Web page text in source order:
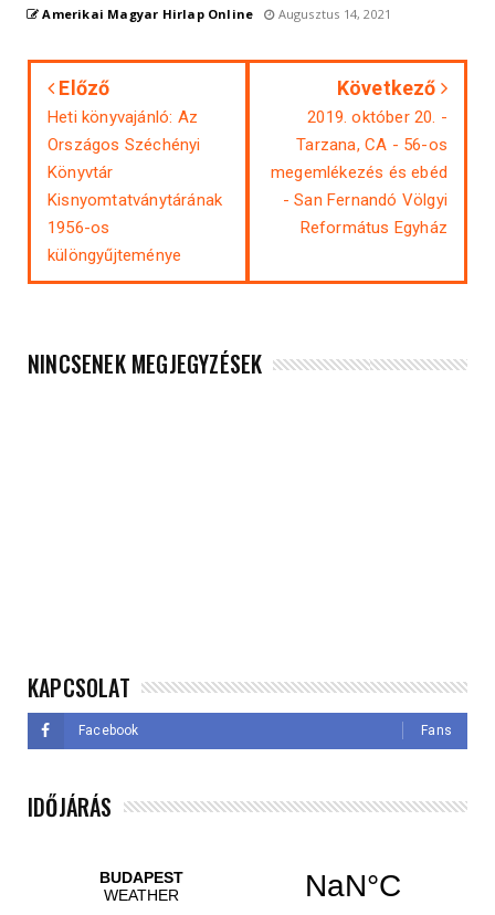
Amerikai Magyar Hirlap Online Augusztus 14, 2021
Előző
Heti könyvajánló: Az
Országos Széchényi
Könyvtár
Kisnyomtatványtárának
1956-os
különgyűjteménye
Következő
2019. október 20. -
Tarzana, CA - 56-os
megemlékezés és ebéd
- San Fernandó Völgyi
Református Egyház
NINCSENEK MEGJEGYZÉSEK
KAPCSOLAT
Facebook Fans
IDŐJÁRÁS